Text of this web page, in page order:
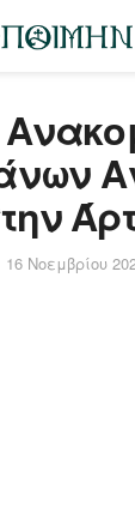
16 Νοεμβρίου